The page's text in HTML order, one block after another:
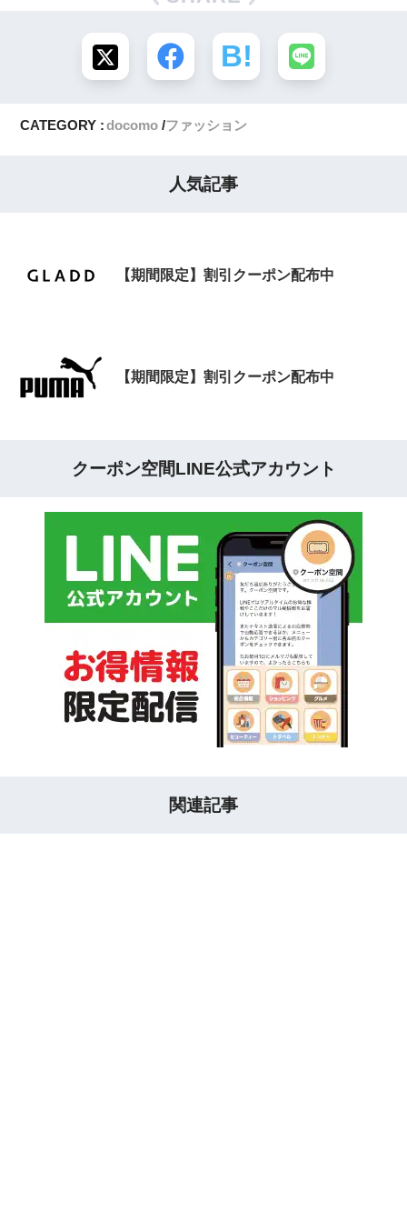
CATEGORY :docomo ファッション
人気記事
【期間限定】割引クーポン配布中
【期間限定】割引クーポン配布中
クーポン空間LINE公式アカウント
関連記事